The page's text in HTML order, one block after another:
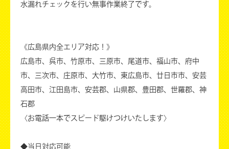
水漏れチェックを行い無事作業終了です。
《広島県内全エリア対応！》
広島市、呉市、竹原市、三原市、尾道市、福山市、府中
市、三次市、庄原市、大竹市、東広島市、廿日市市、安芸
高田市、江田島市、安芸郡、山県郡、豊田郡、世羅郡、神
石郡
〈お電話一本でスピード駆けつけいたします〉
◆当日対応可能